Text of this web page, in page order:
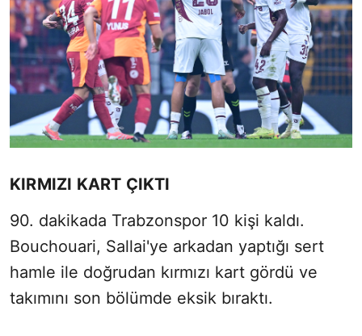
KIRMIZI KART ÇIKTI
90. dakikada Trabzonspor 10 kişi kaldı.
Bouchouari, Sallai'ye arkadan yaptığı sert
hamle ile doğrudan kırmızı kart gördü ve
takımını son bölümde eksik bıraktı.